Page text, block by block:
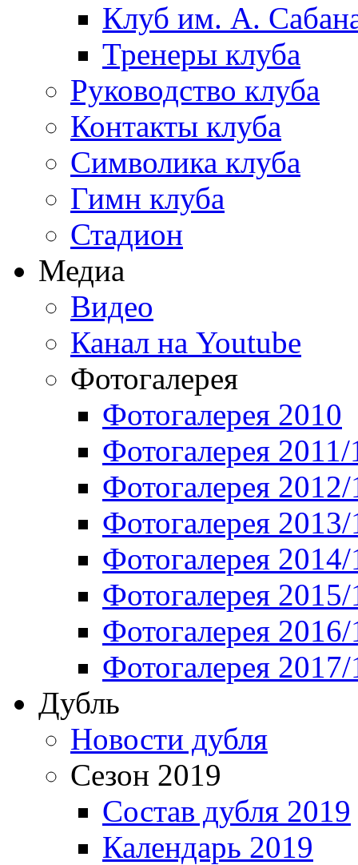
Клуб им. А.
Тренеры клуба
Руководство клуба
Контакты клуба
Символика клуба
Гимн клуба
Стадион
Медиа
Видео
Канал на Youtube
Фотогалерея
Фотогалерея 2010
Фотогалерея 2011/
Фотогалерея
Фотогалерея
Фотогалерея
Фотогалерея
Фотогалерея
Фотогалерея
Дубль
Новости дубля
Сезон 2019
Состав дубля 2019
Календарь 2019